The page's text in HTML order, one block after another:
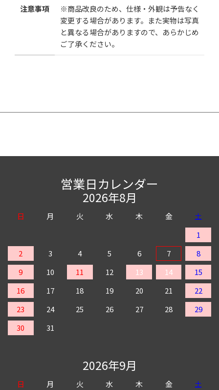
注意事項
※商品改良のため、仕様・外観は予告なく
変更する場合があります。また実物は写真
と異なる場合がありますので、あらかじめ
ご了承ください。
営業日カレンダー
2026年8月
日 月 火 水 木 金
土
1
2
3 4 5 6 7
8
9
10 11 12 13 14
15
16
17 18 19 20 21
22
23
24 25 26 27 28
29
30
31
2026年9月
日 月 火 水 木 金
土